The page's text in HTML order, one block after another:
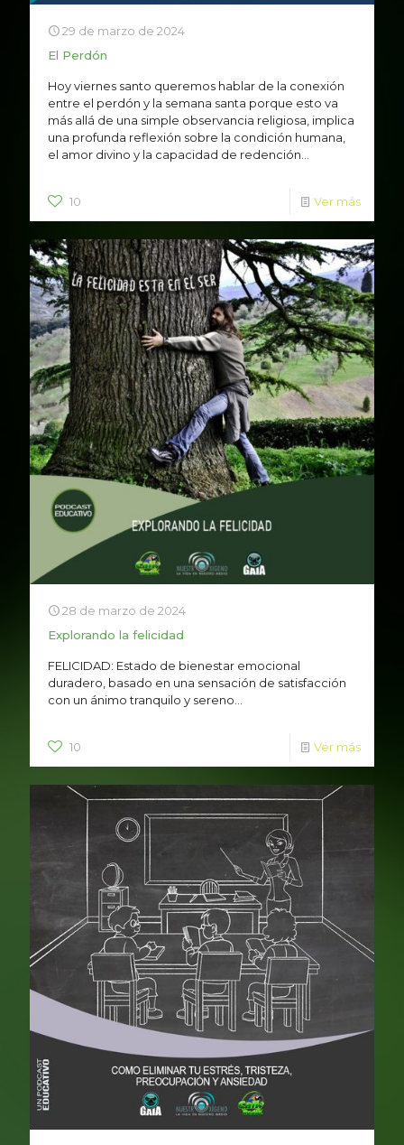
29 de marzo de 2024
El Perdón
Hoy viernes santo queremos hablar de la conexión
entre el perdón y la semana santa porque esto va
más allá de una simple observancia religiosa, implica
una profunda reflexión sobre la condición humana,
el amor divino y la capacidad de redención...
10 Ver más
28 de marzo de 2024
Explorando la felicidad
FELICIDAD: Estado de bienestar emocional
duradero, basado en una sensación de satisfacción
con un ánimo tranquilo y sereno...
10 Ver más